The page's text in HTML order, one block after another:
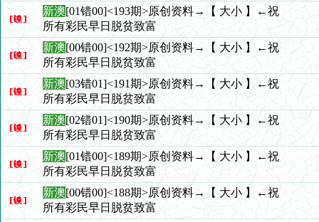
新澳[01错00]<193期>原创资料→【 大小 】←祝
所有彩民早日脱贫致富
新澳[00错00]<192期>原创资料→【 大小 】←祝
所有彩民早日脱贫致富
新澳[03错01]<191期>原创资料→【 大小 】←祝
所有彩民早日脱贫致富
新澳[02错01]<190期>原创资料→【 大小 】←祝
所有彩民早日脱贫致富
新澳[01错00]<189期>原创资料→【 大小 】←祝
所有彩民早日脱贫致富
新澳[00错00]<188期>原创资料→【 大小 】←祝
所有彩民早日脱贫致富